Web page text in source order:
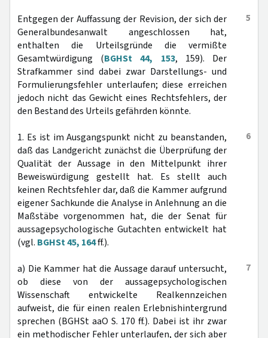
5
Entgegen der Auffassung der Revision, der sich der
Generalbundesanwalt angeschlossen hat,
enthalten die Urteilsgründe die vermißte
Gesamtwürdigung (BGHSt 44, 153, 159). Der
Strafkammer sind dabei zwar Darstellungs- und
Formulierungsfehler unterlaufen; diese erreichen
jedoch nicht das Gewicht eines Rechtsfehlers, der
den Bestand des Urteils gefährden könnte.
6
1. Es ist im Ausgangspunkt nicht zu beanstanden,
daß das Landgericht zunächst die Überprüfung der
Qualität der Aussage in den Mittelpunkt ihrer
Beweiswürdigung gestellt hat. Es stellt auch
keinen Rechtsfehler dar, daß die Kammer aufgrund
eigener Sachkunde die Analyse in Anlehnung an die
Maßstäbe vorgenommen hat, die der Senat für
aussagepsychologische Gutachten entwickelt hat
(vgl. BGHSt 45, 164ff.).
7
a) Die Kammer hat die Aussage darauf untersucht,
ob diese von der aussagepsychologischen
Wissenschaft entwickelte Realkennzeichen
aufweist, die für einen realen Erlebnishintergrund
sprechen (BGHSt aaO S. 170 ff.). Dabei ist ihr zwar
ein methodischer Fehler unterlaufen, der sich aber